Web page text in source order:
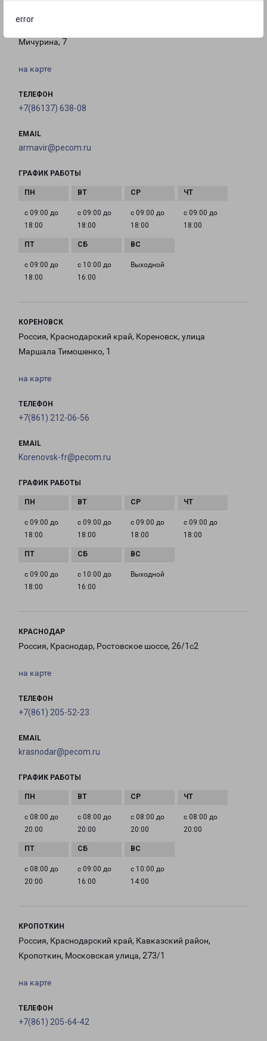
error
Мичурина, 7
на карте
ТЕЛЕФОН
+7(86137) 638-08
EMAIL
armavir@pecom.ru
ГРАФИК РАБОТЫ
с 09:00 до
18:00
с 09:00 до
18:00
с 09:00 до
18:00
с 09:00 до
18:00
с 09:00 до
18:00
с 10:00 до
16:00
Выходной
КОРЕНОВСК
Россия, Краснодарский край, Кореновск, улица
Маршала Тимошенко, 1
на карте
ТЕЛЕФОН
+7(861) 212-06-56
EMAIL
Korenovsk-fr@pecom.ru
ГРАФИК РАБОТЫ
с 09:00 до
18:00
с 09:00 до
18:00
с 09:00 до
18:00
с 09:00 до
18:00
с 09:00 до
18:00
с 10:00 до
16:00
Выходной
КРАСНОДАР
Россия, Краснодар, Ростовское шоссе, 26/1с2
на карте
ТЕЛЕФОН
+7(861) 205-52-23
EMAIL
krasnodar@pecom.ru
ГРАФИК РАБОТЫ
с 08:00 до
20:00
с 08:00 до
20:00
с 08:00 до
20:00
с 08:00 до
20:00
с 08:00 до
20:00
с 09:00 до
16:00
с 10:00 до
14:00
КРОПОТКИН
Россия, Краснодарский край, Кавказский район,
Кропоткин, Московская улица, 273/1
на карте
ТЕЛЕФОН
+7(861) 205-64-42